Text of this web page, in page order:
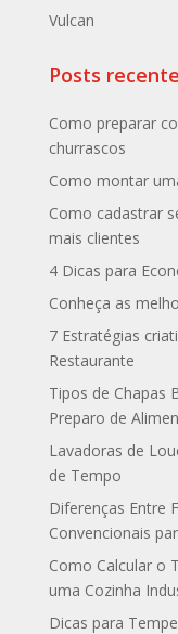
Vulcan
Posts
Como preparar
churrascos
Como montar
Como cadastrar
mais clientes
4 Dicas para
Conheça as
7 Estratégias
Restaurante
Tipos de Chapas
Preparo de
Lavadoras de
de Tempo
Diferenças Entre
Convencionais
Como Calcular o
uma Cozinha
Dicas para